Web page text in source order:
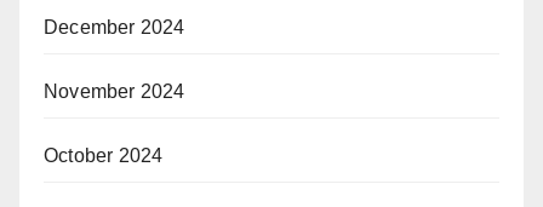
December 2024
November 2024
October 2024